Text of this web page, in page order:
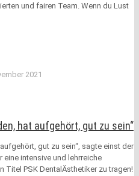
und fairen Team. Wenn du Lust
2021
hat aufgehört, gut zu sein“
gut zu sein“, sagte einst der
eine intensive und lehrreiche
Titel PSK DentalÄsthetiker zu tragen!